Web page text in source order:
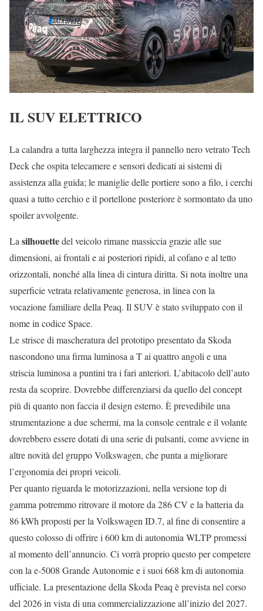
IL SUV ELETTRICO
La calandra a tutta larghezza integra il pannello nero vetrato Tech
Deck che ospita telecamere e sensori dedicati ai sistemi di
assistenza alla guida; le maniglie delle portiere sono a filo, i cerchi
quasi a tutto cerchio e il portellone posteriore è sormontato da uno
spoiler avvolgente.
La silhouettedel veicolo rimane massiccia grazie alle sue
dimensioni, ai frontali e ai posteriori ripidi, al cofano e al tetto
orizzontali, nonché alla linea di cintura diritta. Si nota inoltre una
superficie vetrata relativamente generosa, in linea con la
vocazione familiare della Peaq. Il SUV è stato sviluppato con il
nome in codice Space.
Le strisce di mascheratura del prototipo presentato da Skoda
nascondono una firma luminosa a T ai quattro angoli e una
striscia luminosa a puntini tra i fari anteriori. L’abitacolo dell’auto
resta da scoprire. Dovrebbe differenziarsi da quello del concept
più di quanto non faccia il design esterno. È prevedibile una
strumentazione a due schermi, ma la console centrale e il volante
dovrebbero essere dotati di una serie di pulsanti, come avviene in
altre novità del gruppo Volkswagen, che punta a migliorare
l’ergonomia dei propri veicoli.
Per quanto riguarda le motorizzazioni, nella versione top di
gamma potremmo ritrovare il motore da 286 CV e la batteria da
86 kWh proposti per la Volkswagen ID.7, al fine di consentire a
questo colosso di offrire i 600 km di autonomia WLTP promessi
al momento dell’annuncio. Ci vorrà proprio questo per competere
con la e-5008 Grande Autonomie e i suoi 668 km di autonomia
ufficiale. La presentazione della Skoda Peaq è prevista nel corso
del 2026 in vista di una commercializzazione all’inizio del 2027.